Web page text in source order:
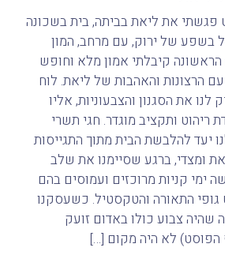
פגשתי את ליאת בביתה, בית בשכונה
בשפע של ירוק, עם מרחב, המון
קיבלתי אמון מלא וחופש
הרצונות והאהבות של ליאת. לוח
את הסגנון והצבעוניות, אליו
ריהוט ותקציב מוגדר. חגי תשרי
יעד להלבשת הבית מתוך התגייסות
ומצדי, ברגע שסיימנו את שלב
ימי קניות מרוכזים ועמוסים בהם
גופי התאורה והטקסטיל. כשעסקנו
שהיה צבוע כולו באדום זועק
הפוסט) לא היה מקום […]